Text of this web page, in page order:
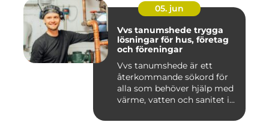
05. jun
Vvs tanumshede trygga
lösningar för hus, företag
och föreningar
Vvs tanumshede är ett
återkommande sökord för
alla som behöver hjälp med
värme, vatten och sanitet i...